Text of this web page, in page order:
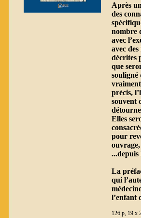
Après
des
nombre
avec
avec
décrites
que
souligné
précis,
souvent
Elles
pour
La
qui
l’enfant
126 p, 19 x